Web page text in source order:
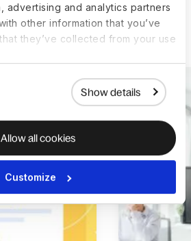
advertising and analytics partners
other information that you’ve
they’ve collected from your use
Show details
Allow all cookies
Customize
stories